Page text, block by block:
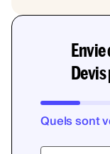
Envie
Quels sont